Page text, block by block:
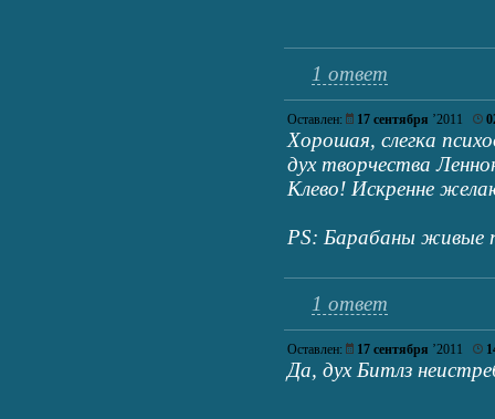
1 ответ
Оставлен: 17 сентября ’2011
Хорошая, слегка
дух творчества
Клево! Искренне
PS: Барабаны живые
1 ответ
Оставлен: 17 сентября ’2011
Да, дух Битлз